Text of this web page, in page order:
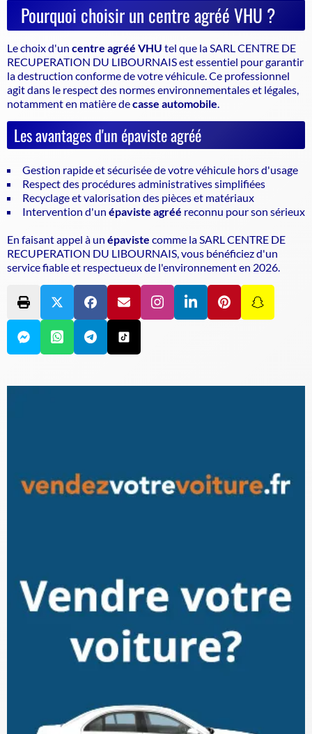
Pourquoi choisir un centre agréé VHU ?
Le choix d'un centre agréé VHU tel que la SARL CENTRE DE
RECUPERATION DU LIBOURNAIS est essentiel pour garantir
ladestruction conforme de votre véhicule . Ce professionnel
agit dans le respect des normes environnementales et légales,
notamment en matière decasse automobile
Les avantages d'un épaviste agréé
Gestion rapide et sécurisée de votre véhicule hors d'usage
Respect des procédures administratives simplifiées
Recyclage et valorisation des pièces et matériaux
Intervention d'un épaviste agréé reconnu pour son sérieux
En faisant appel à un épaviste comme la SARL CENTRE DE
RECUPERATION DU LIBOURNAIS, vous bénéficiez d'un
service fiable et respectueux de l'environnement en 2026.